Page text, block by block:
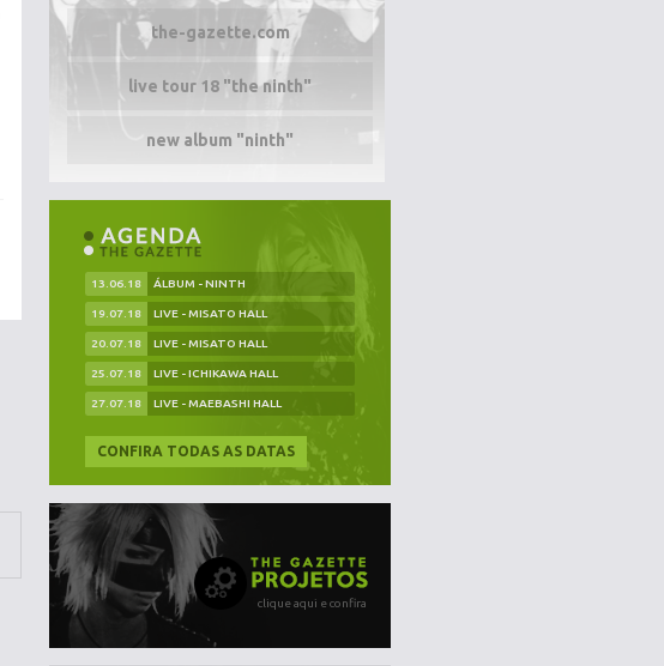
the-gazette.com
live tour 18 "the ninth"
new album "ninth"
13.06.18 ÁLBUM - NINTH
19.07.18 LIVE - MISATO HALL
20.07.18 LIVE - MISATO HALL
25.07.18 LIVE - ICHIKAWA HALL
27.07.18 LIVE - MAEBASHI HALL
CONFIRA TODAS AS DATAS
clique aqui e confira